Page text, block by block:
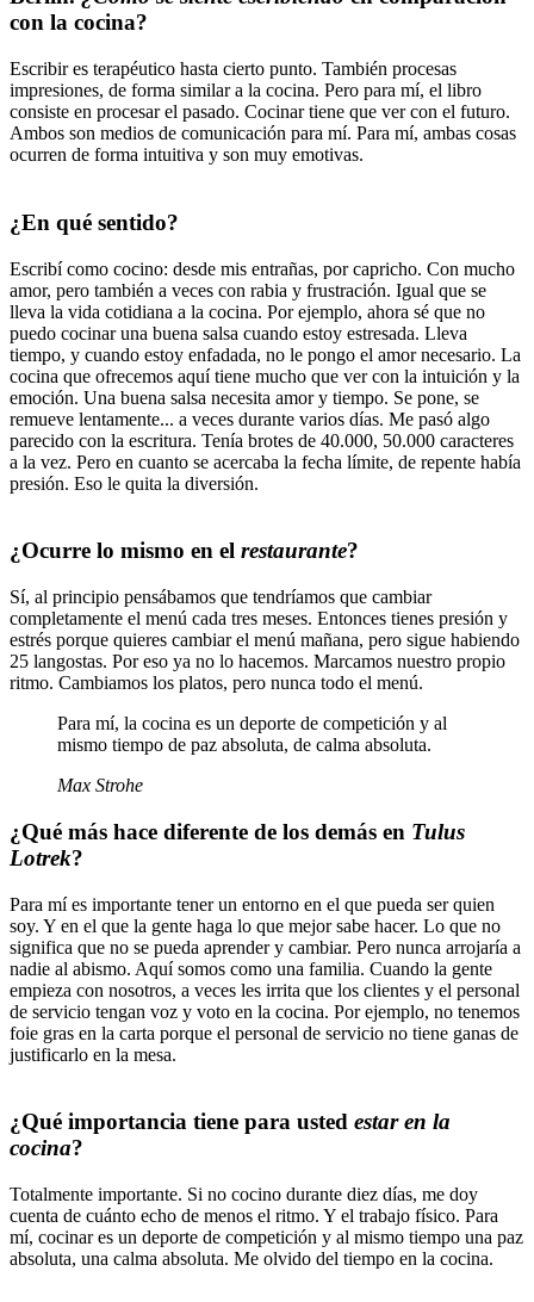
con la cocina?
Escribir es terapéutico hasta cierto punto. También procesas
impresiones, de forma similar a la cocina. Pero para mí, el libro
consiste en procesar el pasado. Cocinar tiene que ver con el futuro.
Ambos son medios de comunicación para mí. Para mí, ambas cosas
ocurren de forma intuitiva y son muy emotivas.
¿En qué sentido?
Escribí como cocino: desde mis entrañas, por capricho. Con mucho
amor, pero también a veces con rabia y frustración. Igual que se
lleva la vida cotidiana a la cocina. Por ejemplo, ahora sé que no
puedo cocinar una buena salsa cuando estoy estresada. Lleva
tiempo, y cuando estoy enfadada, no le pongo el amor necesario. La
cocina que ofrecemos aquí tiene mucho que ver con la intuición y la
emoción. Una buena salsa necesita amor y tiempo. Se pone, se
remueve lentamente... a veces durante varios días. Me pasó algo
parecido con la escritura. Tenía brotes de 40.000, 50.000 caracteres
a la vez. Pero en cuanto se acercaba la fecha límite, de repente había
presión. Eso le quita la diversión.
¿Ocurre lo mismo en el restaurante?
Sí, al principio pensábamos que tendríamos que cambiar
completamente el menú cada tres meses. Entonces tienes presión y
estrés porque quieres cambiar el menú mañana, pero sigue habiendo
25 langostas. Por eso ya no lo hacemos. Marcamos nuestro propio
ritmo. Cambiamos los platos, pero nunca todo el menú.
Para mí, la cocina es un deporte de competición y al
mismo tiempo de paz absoluta, de calma absoluta.
Max Strohe
¿Qué más hace diferente de los demás en Tulus
Lotrek?
Para mí es importante tener un entorno en el que pueda ser quien
soy. Y en el que la gente haga lo que mejor sabe hacer. Lo que no
significa que no se pueda aprender y cambiar. Pero nunca arrojaría a
nadie al abismo. Aquí somos como una familia. Cuando la gente
empieza con nosotros, a veces les irrita que los clientes y el personal
de servicio tengan voz y voto en la cocina. Por ejemplo, no tenemos
foie gras en la carta porque el personal de servicio no tiene ganas de
justificarlo en la mesa.
¿Qué importancia tiene para usted estar en la
cocina?
Totalmente importante. Si no cocino durante diez días, me doy
cuenta de cuánto echo de menos el ritmo. Y el trabajo físico. Para
mí, cocinar es un deporte de competición y al mismo tiempo una paz
absoluta, una calma absoluta. Me olvido del tiempo en la cocina.